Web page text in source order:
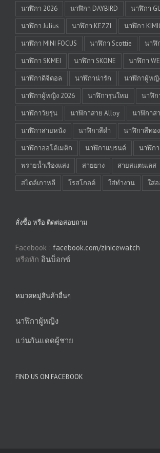
นาฬิกา 2026
นาฬิกา DAYBIRD
นาฬิกา
นาฬิกา Julius
นาฬิกา KEZZI
นาฬิกา
นาฬิกา MINI FOCUS
นาฬิกา Scottie
นาฬิ
นาฬิกา SKMEI
นาฬิกา SKONE
นาฬิกา
นาฬิกาดิจิตอล
นาฬิกาน่ารัก
นาฬิกาผู้หญิ
นาฬิกาผู้หญิง 2026
นาฬิการุ่นใหม่
นาฬิก
นาฬิกาวัยรุ่น
นาฬิกาสาย Alloy
นาฬิกาส
นาฬิกาสายหนัง
นาฬิกาสีดำ
นาฬิกาสีทอง
นาฬิกาออโต้เมติก
นาฬิกาแบรนด์
นาฬิก
พรายน้ำเรืองแสง
สายยาง สายสแตนเลส
สไตล์เกาหลี
โรสโกลด์ ใส่ทำงาน ใส่
สั่งซื้อ หรือ ติดต่อสอบถาม
Facebook : facebook.com/zinicewatch
หรือทัก อินบ็อกซ์
หมวดหมู่สินค้าอื่นๆ
นาฬิกาผู้หญิง
แว่นกันแดดผู้ชาย
FIND US ON FACEBOOK